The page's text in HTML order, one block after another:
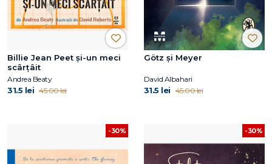
Billie Jean Peet și-un meci
scârțâit
Andrea Beaty
31.5 lei 45.00 lei
Götz și Meyer
David Albahari
31.5 lei 45.00 lei
-30% -30%